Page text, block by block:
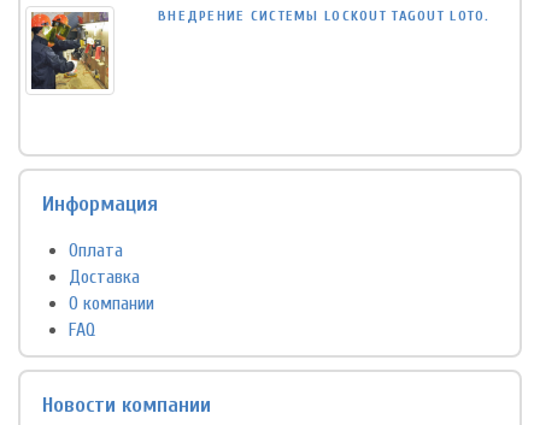
ВНЕДРЕНИЕ СИСТЕМЫ LOCKOUT TAGOUT LOTO.
Информация
Оплата
Доставка
О компании
FAQ
Новости компании